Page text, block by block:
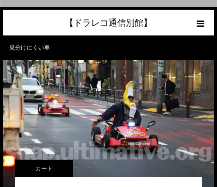
【ドラレコ通信別館】
見分けにくい車
カート
あなたの愛車の最高額を知ろう！
こんな中古車が欲しい
トラック売却ならこちら
当サイトについて
リンク